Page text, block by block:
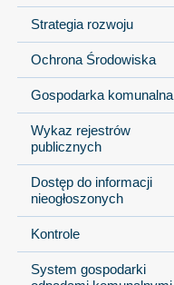
Strategia rozwoju
Ochrona Środowiska
Gospodarka komunalna
Wykaz rejestrów
publicznych
Dostęp do informacji
nieogłoszonych
Kontrole
System gospodarki